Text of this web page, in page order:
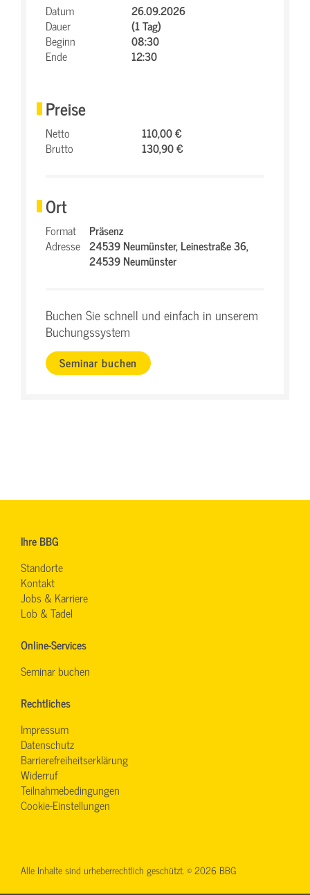
Datum
26.09.2026
Dauer
(1 Tag)
Beginn
08:30
Ende
12:30
Preise
Netto
110,00 €
Brutto
130,90 €
Ort
Format
Präsenz
Adresse 24539 Neumünster,Leinestraße 36,
24539 Neumünster
Buchen Sie schnell und einfach in unserem
Buchungssystem
Seminar buchen
Ihre BBG
Standorte
Kontakt
Jobs & Karriere
Lob & Tadel
Online-Services
Seminar buchen
Rechtliches
Impressum
Datenschutz
Barrierefreiheitserklärung
Widerruf
Teilnahmebedingungen
Cookie-Einstellungen
Alle Inhalte sind urheberrechtlich geschützt. © 2026 BBG